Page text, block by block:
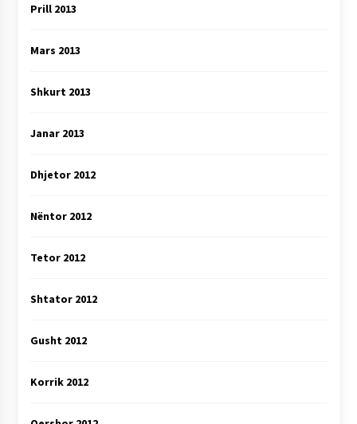
Prill 2013
Mars 2013
Shkurt 2013
Janar 2013
Dhjetor 2012
Nëntor 2012
Tetor 2012
Shtator 2012
Gusht 2012
Korrik 2012